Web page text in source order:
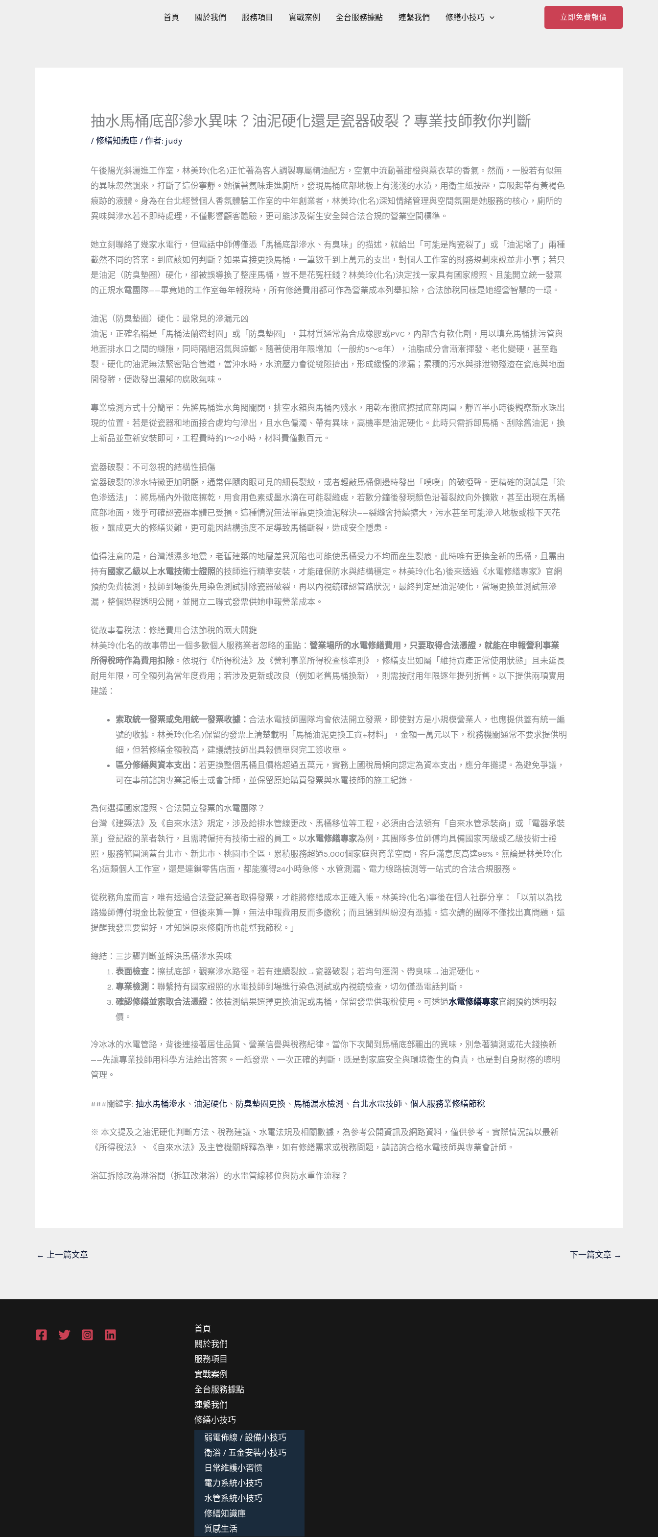
首頁 關於我們 服務項目 實戰案例 全台服務據點 連繫我們 修繕小技巧 立即免費報價
抽水馬桶底部滲水異味？油泥硬化還是瓷器破裂？專業技師教你判斷
/修繕知識庫 / 作者: judy
午後陽光斜灑進工作室，林美玲(化名)正忙著為客人調製專屬精油配方，空氣中流動著甜橙與薰衣草的香氣。然而，一股若有似無
的異味忽然飄來，打斷了這份寧靜。她循著氣味走進廁所，發現馬桶底部地板上有淺淺的水漬，用衛生紙按壓，竟吸起帶有黃褐色
痕跡的液體。身為在台北經營個人香氛體驗工作室的中年創業者，林美玲(化名)深知情緒管理與空間氛圍是她服務的核心，廁所的
異味與滲水若不即時處理，不僅影響顧客體驗，更可能涉及衛生安全與合法合規的營業空間標準。
她立刻聯絡了幾家水電行，但電話中師傅僅憑「馬桶底部滲水、有臭味」的描述，就給出「可能是陶瓷裂了」或「油泥壞了」兩種
截然不同的答案。到底該如何判斷？如果直接更換馬桶，一筆數千到上萬元的支出，對個人工作室的財務規劃來說並非小事；若只
是油泥（防臭墊圈）硬化，卻被誤導換了整座馬桶，豈不是花冤枉錢？林美玲(化名)決定找一家具有國家證照、且能開立統一發票
的正規水電團隊——畢竟她的工作室每年報稅時，所有修繕費用都可作為營業成本列舉扣除，合法節稅同樣是她經營智慧的一環。
油泥（防臭墊圈）硬化：最常見的滲漏元凶
油泥，正確名稱是「馬桶法蘭密封圈」或「防臭墊圈」，其材質通常為合成橡膠或PVC，內部含有軟化劑，用以填充馬桶排污管與
地面排水口之間的縫隙，同時隔絕沼氣與蟑螂。隨著使用年限增加（一般約5～8年），油脂成分會漸漸揮發、老化變硬，甚至龜
裂。硬化的油泥無法緊密貼合管道，當沖水時，水流壓力會從縫隙擠出，形成緩慢的滲漏；累積的污水與排泄物殘渣在瓷底與地面
間發酵，便散發出濃郁的腐敗氣味。
專業檢測方式十分簡單：先將馬桶進水角閥關閉，排空水箱與馬桶內殘水，用乾布徹底擦拭底部周圍，靜置半小時後觀察新水珠出
現的位置。若是從瓷器和地面接合處均勻滲出，且水色偏濁、帶有異味，高機率是油泥硬化。此時只需拆卸馬桶、刮除舊油泥，換
上新品並重新安裝即可，工程費時約1～2小時，材料費僅數百元。
瓷器破裂：不可忽視的結構性損傷
瓷器破裂的滲水特徵更加明顯，通常伴隨肉眼可見的細長裂紋，或者輕敲馬桶側邊時發出「噗噗」的破啞聲。更精確的測試是「染
色滲透法」：將馬桶內外徹底擦乾，用食用色素或墨水滴在可能裂縫處，若數分鐘後發現顏色沿著裂紋向外擴散，甚至出現在馬桶
底部地面，幾乎可確認瓷器本體已受損。這種情況無法單靠更換油泥解決——裂縫會持續擴大，污水甚至可能滲入地板或樓下天花
板，釀成更大的修繕災難，更可能因結構強度不足導致馬桶斷裂，造成安全隱患。
值得注意的是，台灣潮濕多地震，老舊建築的地層差異沉陷也可能使馬桶受力不均而產生裂痕。此時唯有更換全新的馬桶，且需由
持有 國家乙級以上水電技術士證照的技師進行精準安裝，才能確保防水與結構穩定。林美玲(化名)後來透過《水電修繕專家》官網
預約免費檢測，技師到場後先用染色測試排除瓷器破裂，再以內視鏡確認管路狀況，最終判定是油泥硬化，當場更換並測試無滲
漏，整個過程透明公開，並開立二聯式發票供她申報營業成本。
從故事看稅法：修繕費用合法節稅的兩大關鍵
林美玲(化名的故事帶出一個多數個人服務業者忽略的重點：營業場所的水電修繕費用，只要取得合法憑證，就能在申報營利事業
所得稅時作為費用扣除 。依現行《所得稅法》及《營利事業所得稅查核準則》，修繕支出如屬「維持資產正常使用狀態」且未延長
耐用年限，可全額列為當年度費用；若涉及更新或改良（例如老舊馬桶換新），則需按耐用年限逐年提列折舊。以下提供兩項實用
建議：
索取統一發票或免用統一發票收據： 合法水電技師團隊均會依法開立發票，即使對方是小規模營業人，也應提供蓋有統一編
號的收據。林美玲(化名)保留的發票上清楚載明「馬桶油泥更換工資+材料」，金額一萬元以下，稅務機關通常不要求提供明
細，但若修繕金額較高，建議請技師出具報價單與完工簽收單。
區分修繕與資本支出： 若更換整個馬桶且價格超過五萬元，實務上國稅局傾向認定為資本支出，應分年攤提。為避免爭議，
可在事前諮詢專業記帳士或會計師，並保留原始購買發票與水電技師的施工紀錄。
為何選擇國家證照、合法開立發票的水電團隊？
台灣《建築法》及《自來水法》規定，涉及給排水管線更改、馬桶移位等工程，必須由合法領有「自來水管承裝商」或「電器承裝
業」登記證的業者執行，且需聘僱持有技術士證的員工。以水電修繕專家為例，其團隊多位師傅均具備國家丙級或乙級技術士證
照，服務範圍涵蓋台北市、新北市、桃園市全區，累積服務超過5,000個家庭與商業空間，客戶滿意度高達98%。無論是林美玲(化
名)這類個人工作室，還是連鎖零售店面，都能獲得24小時急修、水管測漏、電力線路檢測等一站式的合法合規服務。
從稅務角度而言，唯有透過合法登記業者取得發票，才能將修繕成本正確入帳。林美玲(化名)事後在個人社群分享：「以前以為找
路邊師傅付現金比較便宜，但後來算一算，無法申報費用反而多繳稅；而且遇到糾紛沒有憑據。這次請的團隊不僅找出真問題，還
提醒我發票要留好，才知道原來修廁所也能幫我節稅。」
總結：三步驟判斷並解決馬桶滲水異味
表面檢查：擦拭底部，觀察滲水路徑。若有連續裂紋→瓷器破裂；若均勻溼潤、帶臭味→油泥硬化。
專業檢測：聯繫持有國家證照的水電技師到場進行染色測試或內視鏡檢查，切勿僅憑電話判斷。
確認修繕並索取合法憑證：依檢測結果選擇更換油泥或馬桶，保留發票供報稅使用。可透過水電修繕專家官網預約透明報
價。
冷冰冰的水電管路，背後連接著居住品質、營業信譽與稅務紀律。當你下次聞到馬桶底部飄出的異味，別急著猜測或花大錢換新
——先讓專業技師用科學方法給出答案。一紙發票、一次正確的判斷，既是對家庭安全與環境衛生的負責，也是對自身財務的聰明
管理。
###關鍵字:抽水馬桶滲水 、 油泥硬化 、 防臭墊圈更換 、 馬桶漏水檢測 、 台北水電技師 、個人服務業修繕節稅
※ 本文提及之油泥硬化判斷方法、稅務建議、水電法規及相關數據，為參考公開資訊及網路資料，僅供參考。實際情況請以最新
《所得稅法》、《自來水法》及主管機關解釋為準，如有修繕需求或稅務問題，請諮詢合格水電技師與專業會計師。
浴缸拆除改為淋浴間（拆缸改淋浴）的水電管線移位與防水重作流程？
← 上一篇文章 下一篇文章 →
首頁
關於我們
服務項目
實戰案例
全台服務據點
連繫我們
修繕小技巧
弱電佈線 / 設備小技巧
衛浴 / 五金安裝小技巧
日常維護小習慣
電力系統小技巧
水管系統小技巧
修繕知識庫
質感生活